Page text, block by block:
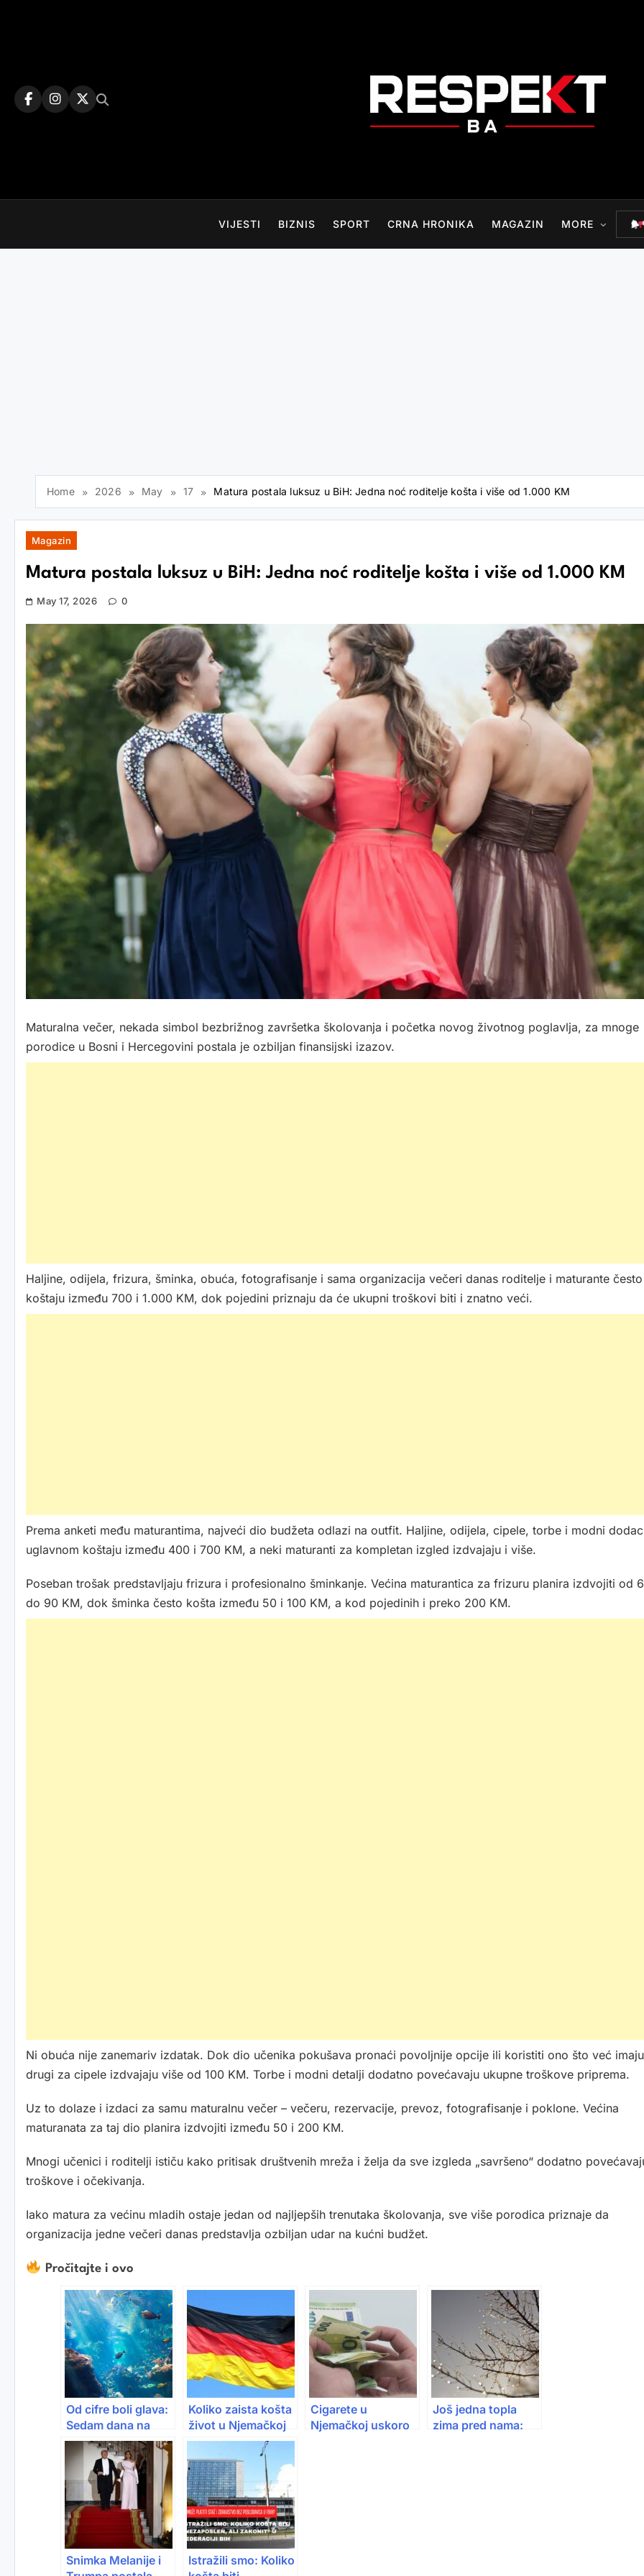
VIJESTI BIZNIS SPORT CRNA HRONIKA MAGAZIN MORE
Home 2026 May 17 Matura postala luksuz u BiH: Jedna noć roditelje košta i više od 1.000 KM
Magazin
Matura postala luksuz u BiH: Jedna noć roditelje košta i više od 1.000 KM
May 17, 2026 0
Maturalna večer, nekada simbol bezbrižnog završetka školovanja i početka novog životnog poglavlja, za mnoge
porodice u Bosni i Hercegovini postala je ozbiljan finansijski izazov.
Haljine, odijela, frizura, šminka, obuća, fotografisanje i sama organizacija večeri danas roditelje i maturante često
koštaju između 700 i 1.000 KM, dok pojedini priznaju da će ukupni troškovi biti i znatno veći.
Prema anketi među maturantima, najveći dio budžeta odlazi na outfit. Haljine, odijela, cipele, torbe i modni
uglavnom koštaju između 400 i 700 KM, a neki maturanti za kompletan izgled izdvajaju i više.
Poseban trošak predstavljaju frizura i profesionalno šminkanje. Većina maturantica za frizuru planira izdvojiti od
do 90 KM, dok šminka često košta između 50 i 100 KM, a kod pojedinih i preko 200 KM.
Ni obuća nije zanemariv izdatak. Dok dio učenika pokušava pronaći povoljnije opcije ili koristiti ono što već
drugi za cipele izdvajaju više od 100 KM. Torbe i modni detalji dodatno povećavaju ukupne troškove priprema.
Uz to dolaze i izdaci za samu maturalnu večer – večeru, rezervacije, prevoz, fotografisanje i poklone. Većina
maturanata za taj dio planira izdvojiti između 50 i 200 KM.
Mnogi učenici i roditelji ističu kako pritisak društvenih mreža i želja da sve izgleda „savršeno“ dodatno
troškove i očekivanja.
Iako matura za većinu mladih ostaje jedan od najljepših trenutaka školovanja, sve više porodica priznaje da
organizacija jedne večeri danas predstavlja ozbiljan udar na kućni budžet.
Pročitajte i ovo
Od cifre boli glava:
Sedam dana na
Jadranu za
porodicu košta
više od 2.000 eura
Koliko zaista košta
život u Njemačkoj
2026: Plata od
2.500 eura više
nije dovoljna?
Cigarete u
Njemačkoj uskoro
Još jedna topla
zima pred nama:
Snimka Melanije i
Istražili smo: Koliko